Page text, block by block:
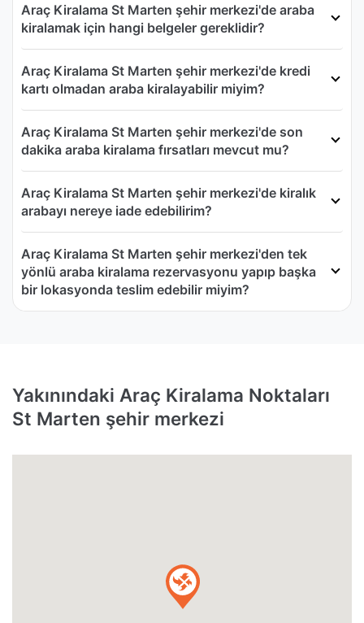
Araç Kiralama St Marten şehir merkezi'de araba
kiralamak için hangi belgeler gereklidir?
Araç Kiralama St Marten şehir merkezi'de kredi
kartı olmadan araba kiralayabilir miyim?
Araç Kiralama St Marten şehir merkezi'de son
dakika araba kiralama fırsatları mevcut mu?
Araç Kiralama St Marten şehir merkezi'de kiralık
arabayı nereye iade edebilirim?
Araç Kiralama St Marten şehir merkezi'den tek
yönlü araba kiralama rezervasyonu yapıp başka
bir lokasyonda teslim edebilir miyim?
Yakınındaki Araç Kiralama Noktaları
St Marten şehir merkezi